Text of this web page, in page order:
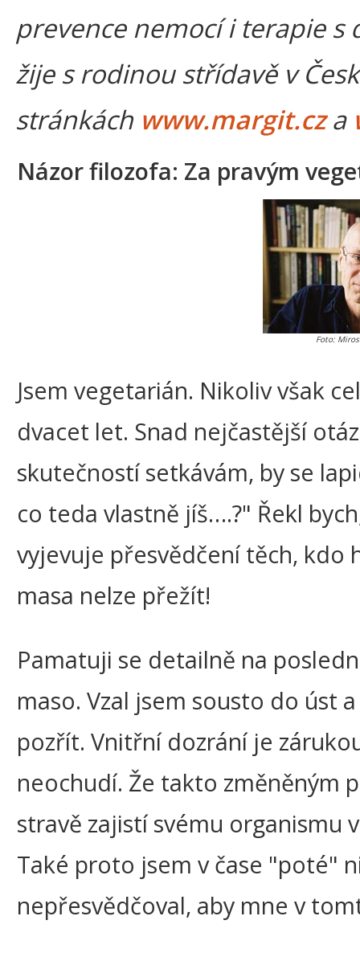
prevence nemocí i terapie s
žije s rodinou střídavě v
stránkách www.margit.cza
Názor filozofa: Za pravým
Foto:
Jsem vegetarián. Nikoliv však
dvacet let. Snad nejčastější
skutečností setkávám, by se
co teda vlastně jíš….?" Řekl
vyjevuje přesvědčení těch, kdo
masa nelze přežít!
Pamatuji se detailně na
maso. Vzal jsem sousto do úst
pozřít. Vnitřní dozrání je
neochudí. Že takto změněným
stravě zajistí svému organismu
Také proto jsem v čase "poté"
nepřesvědčoval, aby mne v